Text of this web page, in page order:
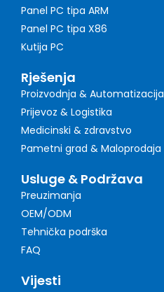
Panel PC tipa ARM
Panel PC tipa X86
Kutija PC
Rješenja
Proizvodnja & Automatizacija
Prijevoz & Logistika
Medicinski & zdravstvo
Pametni grad & Maloprodaja
Usluge & Podržava
Preuzimanja
OEM/ODM
Tehnička podrška
FAQ
Vijesti